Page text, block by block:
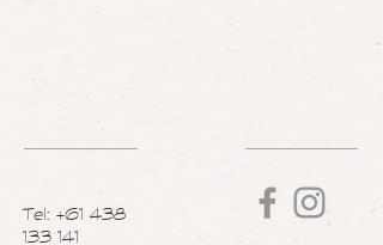
Tel: +61 438
133 141